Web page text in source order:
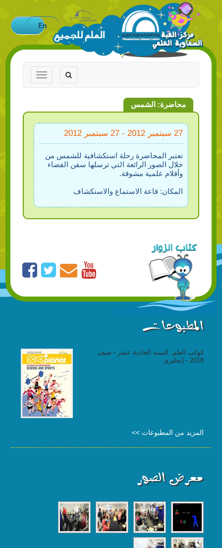
En
Toggle
navigation
Toggle
navigation
محاضرة: الشمس
27 سبتمبر 2012 - 27 سبتمبر 2012
تعتبر المحاضرة رحلة استكشافية للشمس من
خلال الصور الرائعة التي ترسلها سفن الفضاء
وأفلام علمية مشوقة.
المكان: قاعة الاستماع والاستكشاف
المطبوعات
كوكب العلم: السنة الحادية عشر - صيف
2018 - إنجليزي
المزيد من المطبوعات >>
معرض الصور